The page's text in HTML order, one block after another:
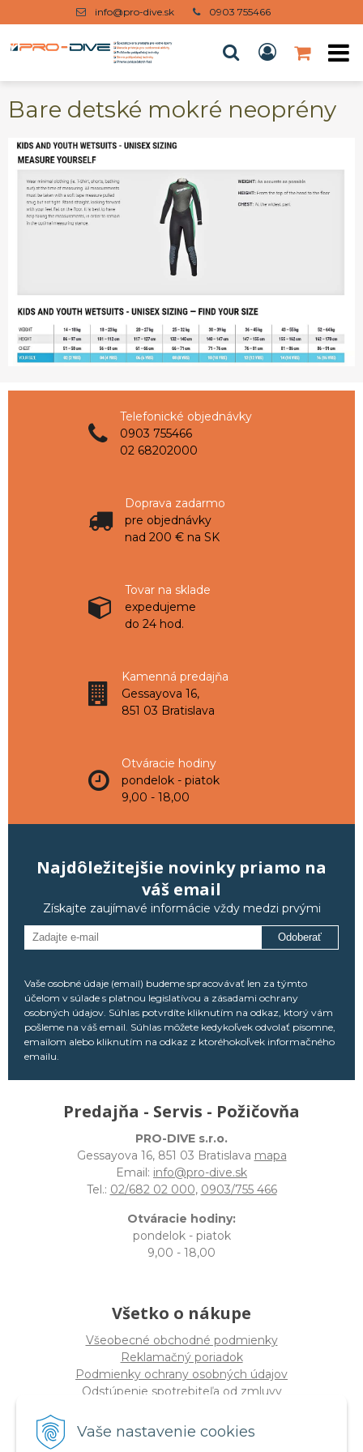
Vaše nastavenie cookies
info@pro-dive.sk 0903 755466
Bare detské mokré neoprény
Telefonické objednávky
0903 755466
02 68202000
Doprava zadarmo
pre objednávky
nad 200 € na SK
Tovar na sklade
expedujeme
do 24 hod.
Kamenná predajňa
Gessayova 16,
851 03 Bratislava
Otváracie hodiny
pondelok - piatok
9,00 - 18,00
Najdôležitejšie novinky priamo na
váš email
Získajte zaujímavé informácie vždy medzi prvými
Odoberať
Vaše osobné údaje (email) budeme spracovávať len za týmto
účelom v súlade s platnou legislatívou a zásadami ochrany
osobných údajov. Súhlas potvrdíte kliknutím na odkaz, ktorý vám
pošleme na váš email. Súhlas môžete kedykoľvek odvolať písomne,
emailom alebo kliknutím na odkaz z ktoréhokoľvek informačného
emailu.
Predajňa - Servis - Požičovňa
PRO-DIVE s.r.o.
Gessayova 16, 851 03 Bratislava mapa
Email: info@pro-dive.sk
Tel.: 02/682 02 000, 0903/755 466
Otváracie hodiny:
pondelok - piatok
9,00 - 18,00
Všetko o nákupe
Všeobecné obchodné podmienky
Reklamačný poriadok
Podmienky ochrany osobných údajov
Odstúpenie spotrebiteľa od zmluvy
O spoločnosti